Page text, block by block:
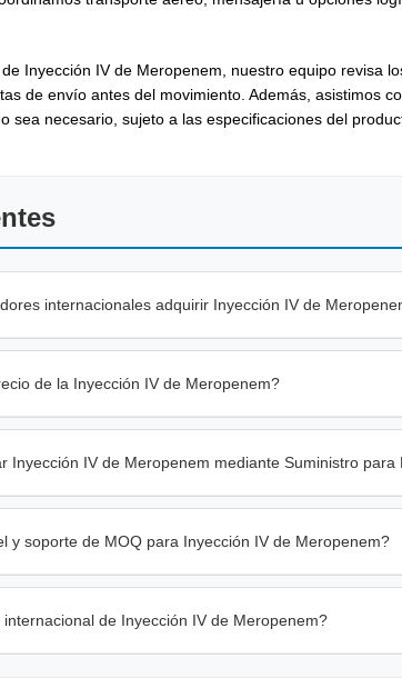
Inyección IV de Meropenem, nuestro equipo revisa
de envío antes del movimiento. Además, asistimos
sea necesario, sujeto a las especificaciones del
internacionales adquirir Inyección IV de
de la Inyección IV de Meropenem?
Inyección IV de Meropenem mediante Suministro para
y soporte de MOQ para Inyección IV de Meropenem?
de Inyección IV de Meropenem?